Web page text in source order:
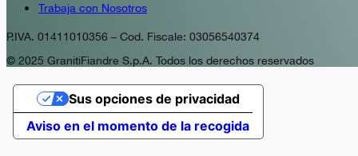
Trabaja con Nosotros
P.IVA. 01411010356 – Cod. Fiscale: 03056540374
© 2025 GranitiFiandre S.p.A. Todos los derechos reservados
Aviso en el momento de la recogida
Sus opciones de privacidad